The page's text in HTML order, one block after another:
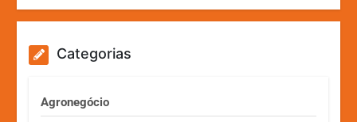
Categorias
Agronegócio